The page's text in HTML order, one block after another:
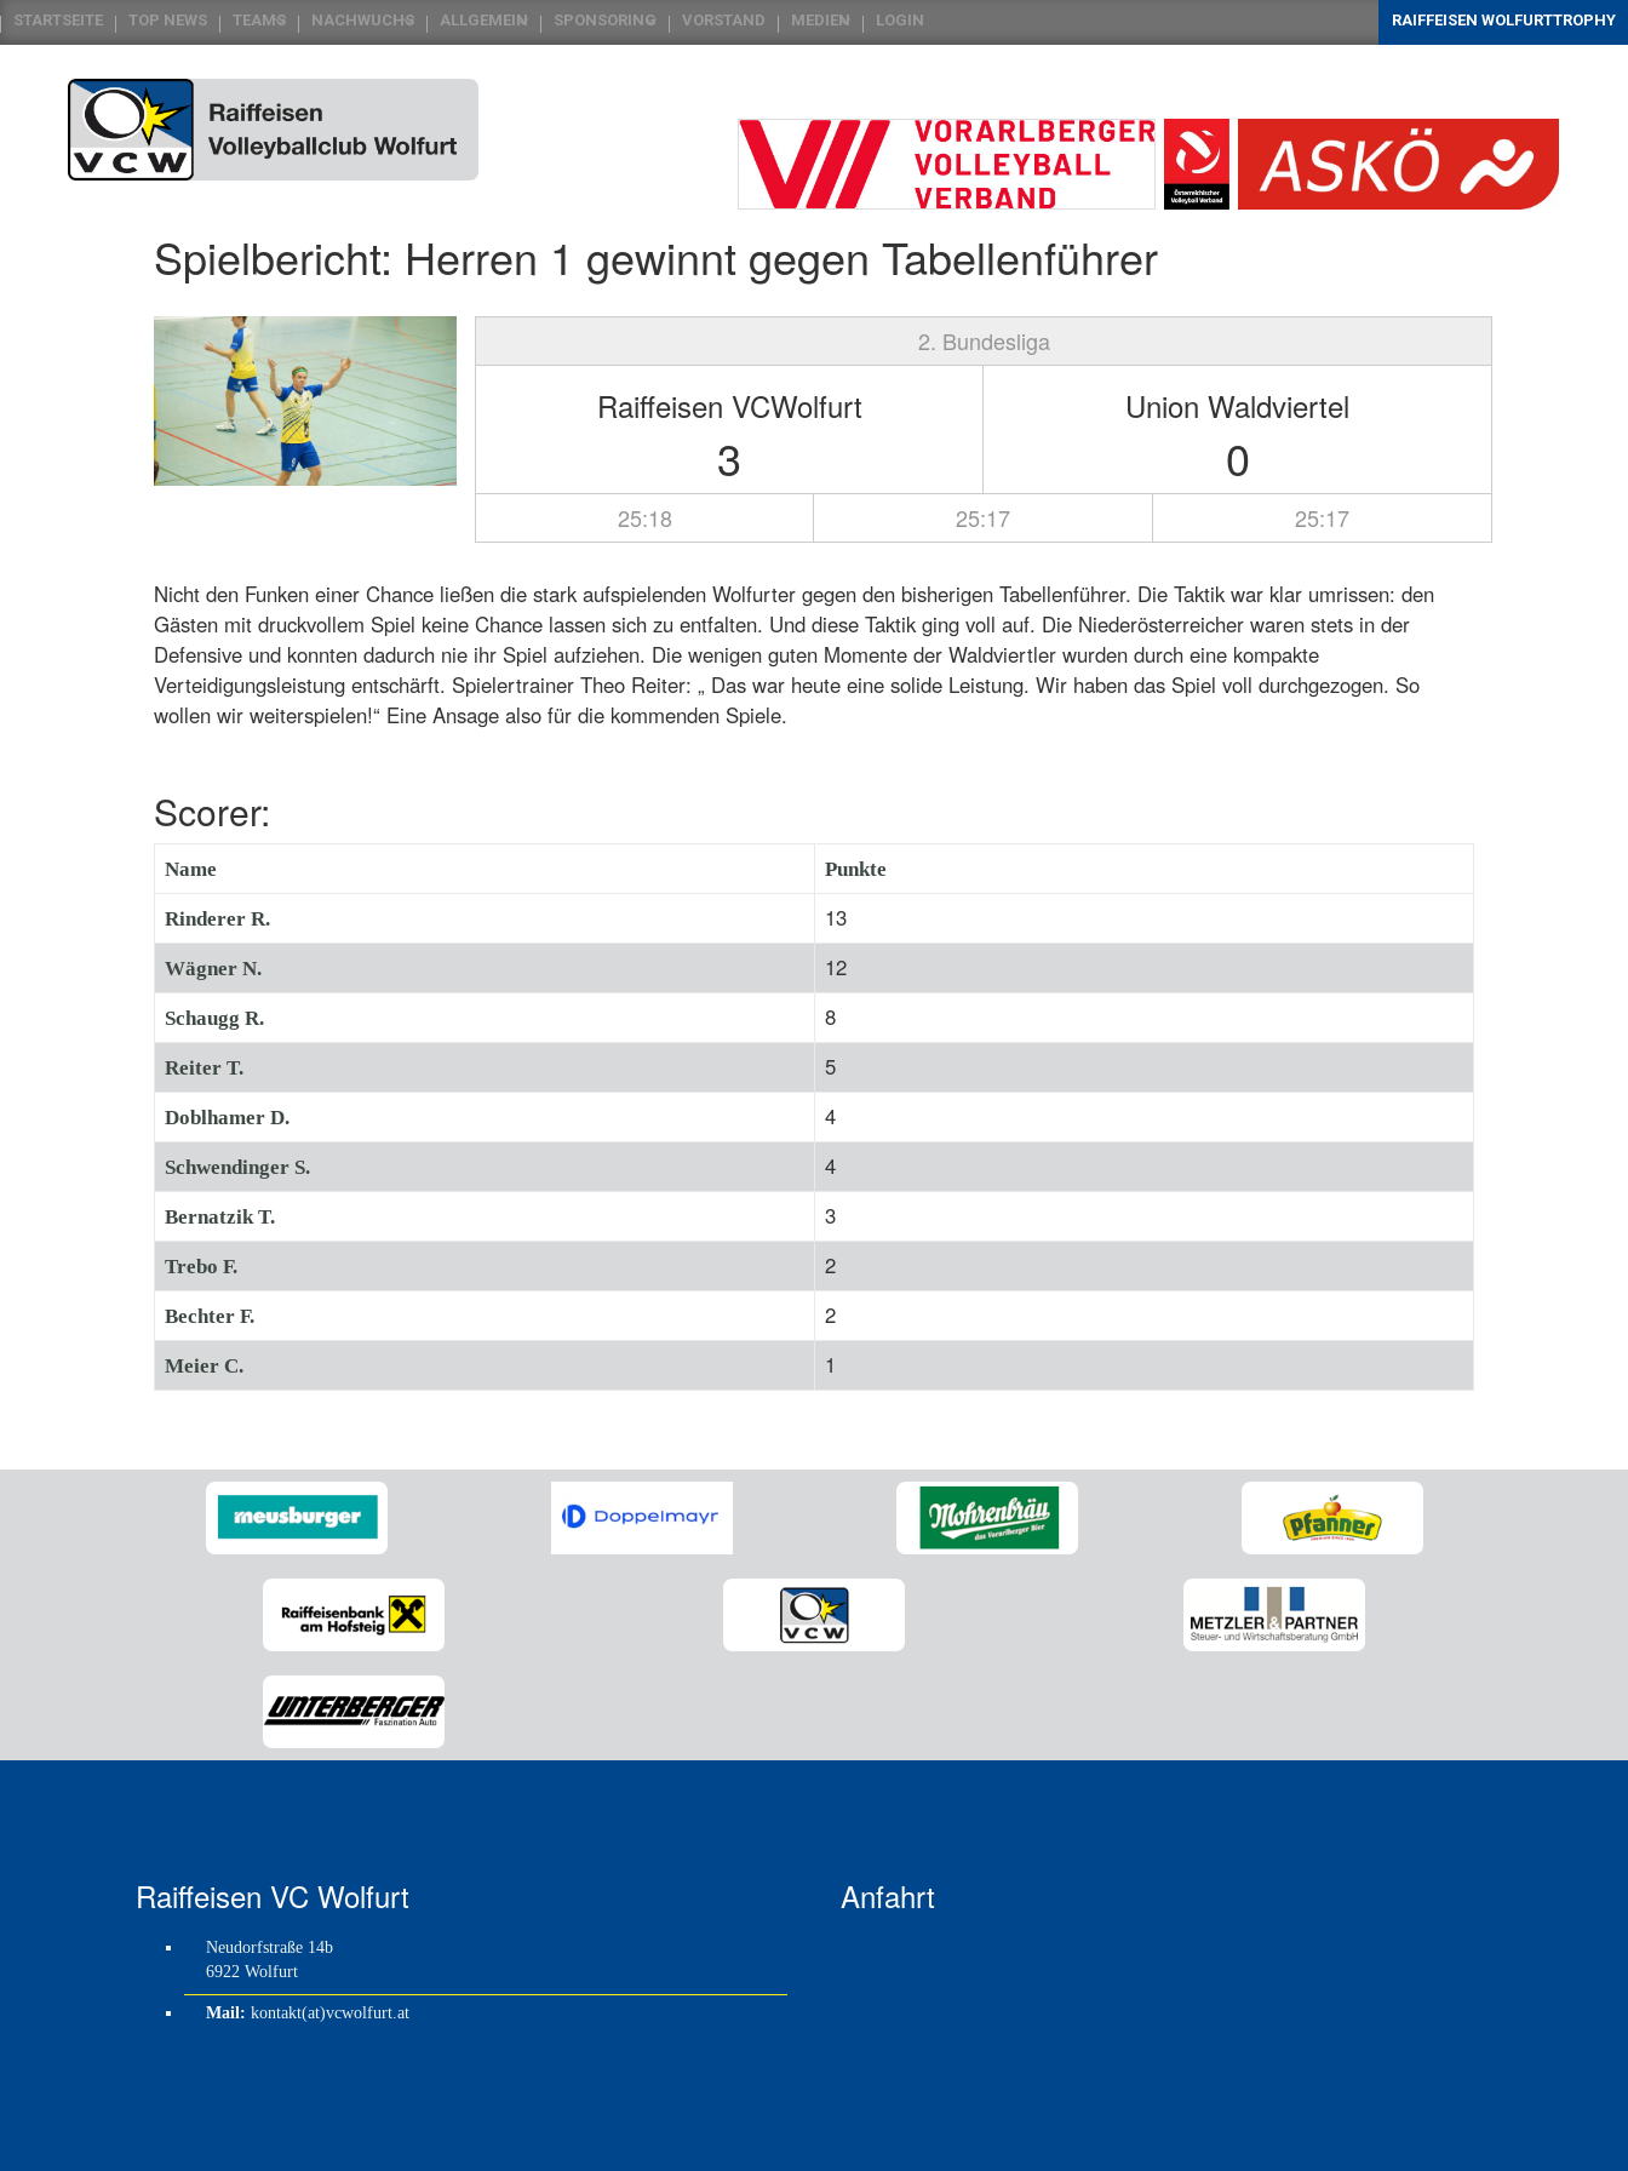
STARTSEITE TOP NEWS TEAMS NACHWUCHS ALLGEMEIN SPONSORING VORSTAND MEDIEN LOGIN RAIFFEISEN WOLFURTTROPHY
Spielbericht: Herren 1 gewinnt gegen Tabellenführer
2. Bundesliga
Raiffeisen VCWolfurt Union Waldviertel
3 0
25:18 25:17 25:17
Nicht den Funken einer Chance ließen die stark aufspielenden Wolfurter gegen den bisherigen Tabellenführer. Die Taktik war klar umrissen: den
Gästen mit druckvollem Spiel keine Chance lassen sich zu entfalten. Und diese Taktik ging voll auf. Die Niederösterreicher waren stets in der
Defensive und konnten dadurch nie ihr Spiel aufziehen. Die wenigen guten Momente der Waldviertler wurden durch eine kompakte
Verteidigungsleistung entschärft. Spielertrainer Theo Reiter: „ Das war heute eine solide Leistung. Wir haben das Spiel voll durchgezogen. So
wollen wir weiterspielen!“ Eine Ansage also für die kommenden Spiele.
Scorer:
Name Punkte
Rinderer R. 13
Wägner N. 12
Schaugg R. 8
Reiter T. 5
Doblhamer D. 4
Schwendinger S. 4
Bernatzik T. 3
Trebo F. 2
Bechter F. 2
Meier C. 1
Raiffeisen VC Wolfurt
Neudorfstraße 14b
6922 Wolfurt
Mail: kontakt(at)vcwolfurt.at
Anfahrt